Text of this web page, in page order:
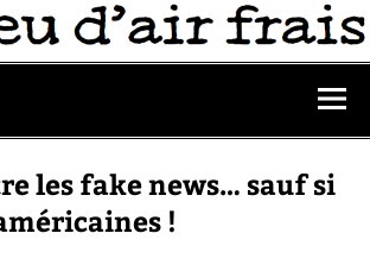
les fake news… sauf si
!